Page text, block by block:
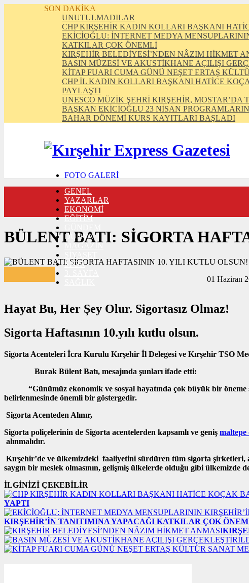
SON DAKİKA
UNUTULMADILAR
CHP KIRŞEHİR KADIN KOLLARI BAŞKANI
EKİCİOĞLU: İNTERNET MEDYA
KATKILAR ÇOK ÖNEMLİ
KIRŞEHİR BELEDİYESİ’NDEN NÂZIM HİKMET
BASIN MÜZESİ VE AKUSTİKHANE AÇILIŞI
KİTAP FUARI CUMA GÜNÜ NEŞET ERTAŞ
CHP İL KADIN KOLLARI BAŞKANI HATİCE
PAYLAŞTI
UNESCO MÜZİK ŞEHRİ KIRŞEHİR, MOSTAR’DA
BAŞKAN EKİCİOĞLU 23 NİSAN
BAHAR DÖNEMİ KURS KAYITLARI BAŞLADI
FOTO GALERİ
TRAFİK DURUMU
NÖBETÇİ ECZANELER
CANLI SONUÇLAR
BURÇLAR
İLETİŞİM
GENEL
YAZARLAR
EKONOMİ
EĞİTİM
DÜNYA
MAGAZİN
SPOR
BÜLENT BATI: SİGORTA
01 Haziran
Hayat Bu, Her Şey Olur. Sigortasız Olmaz!
Sigorta Haftasının 10.yılı kutlu olsun.
Sigorta Acenteleri İcra Kurulu Kırşehir İl Delegesi ve Kırşehir TSO
​ Burak Bülent Batı, mesajında şunları ifade etti:
“Günümüz ekonomik ve sosyal hayatında çok büyük bir öneme
belirlenmesinde önemli bir göstergedir.
Sigorta Acenteden Alınır,
Sigorta poliçelerinin de Sigorta acentelerden kapsamlı ve geniş maltepe
alınmalıdır.
Kırşehir’de ve ülkemizdeki faaliyetini sürdüren tüm sigorta şirketleri,
saygın bir meslek olmasının, gelişmiş ülkelerde olduğu gibi ülkemizde
İLGİNİZİ ÇEKEBİLİR
YAPTI
KIRŞEHİR’İN TANITIMINA YAPACAĞI KATKILAR ÇOK